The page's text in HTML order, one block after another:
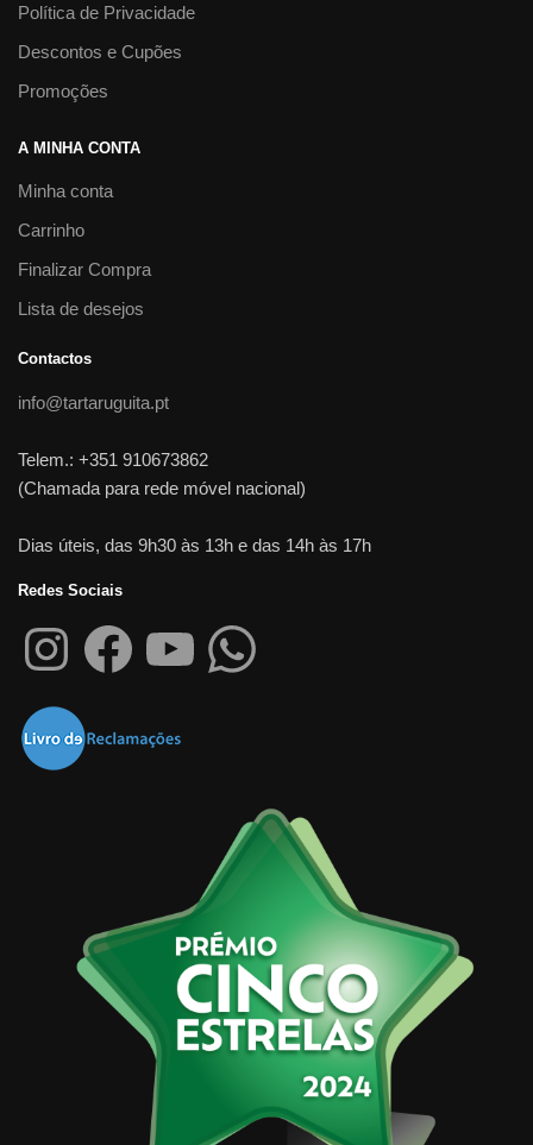
Política de Privacidade
Descontos e Cupões
Promoções
A MINHA CONTA
Minha conta
Carrinho
Finalizar Compra
Lista de desejos
Contactos
info@tartaruguita.pt
Telem.: +351 910673862
(Chamada para rede móvel nacional)
Dias úteis, das 9h30 às 13h e das 14h às 17h
Redes Sociais